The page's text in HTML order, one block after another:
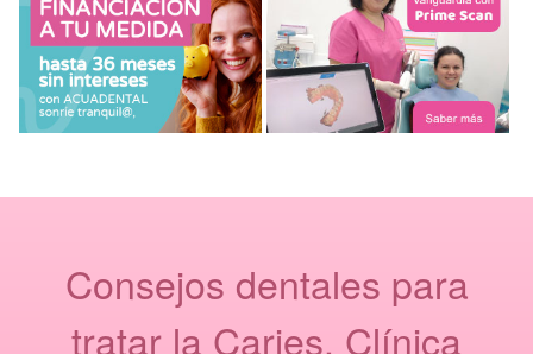
Consejos dentales para
tratar la Caries. Clínica